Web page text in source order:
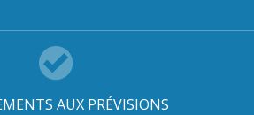
AUX PRÉVISIONS